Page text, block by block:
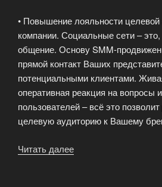
• Повышение лояльности
компании. Социальные сети –
общение. Основу SMM-
прямой контакт Ваших
потенциальными клиентами.
оперативная реакция на вопросы
пользователей – всё это
целевую аудиторию к Вашему
Читать далее